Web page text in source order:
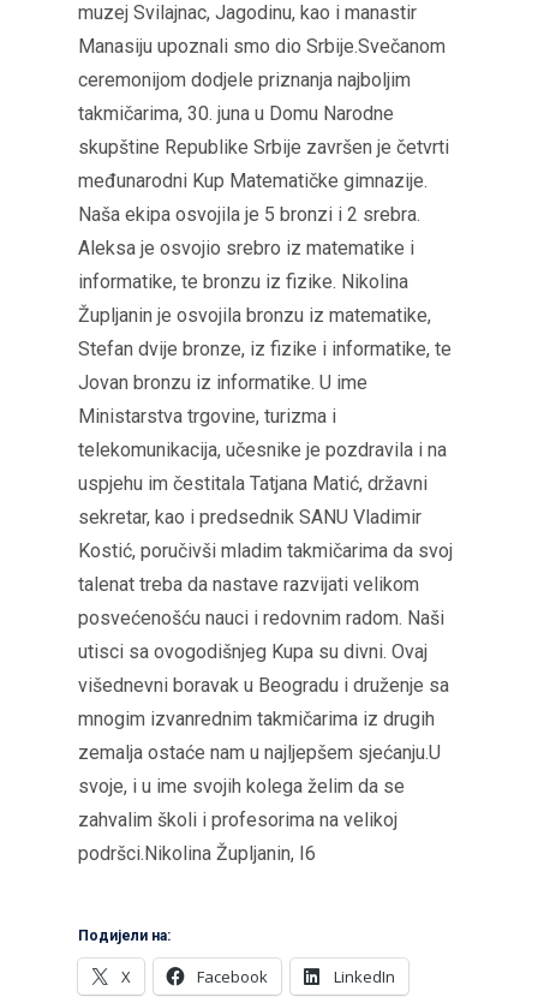
muzej Svilajnac, Jagodinu, kao i manastir
Manasiju upoznali smo dio Srbije.Svečanom
ceremonijom dodjele priznanja najboljim
takmičarima, 30. juna u Domu Narodne
skupštine Republike Srbije završen je četvrti
međunarodni Kup Matematičke gimnazije.
Naša ekipa osvojila je 5 bronzi i 2 srebra.
Aleksa je osvojio srebro iz matematike i
informatike, te bronzu iz fizike. Nikolina
Župljanin je osvojila bronzu iz matematike,
Stefan dvije bronze, iz fizike i informatike, te
Jovan bronzu iz informatike. U ime
Ministarstva trgovine, turizma i
telekomunikacija, učesnike je pozdravila i na
uspjehu im čestitala Tatjana Matić, državni
sekretar, kao i predsednik SANU Vladimir
Kostić, poručivši mladim takmičarima da svoj
talenat treba da nastave razvijati velikom
posvećenošću nauci i redovnim radom. Naši
utisci sa ovogodišnjeg Kupa su divni. Ovaj
višednevni boravak u Beogradu i druženje sa
mnogim izvanrednim takmičarima iz drugih
zemalja ostaće nam u najljepšem sjećanju.U
svoje, i u ime svojih kolega želim da se
zahvalim školi i profesorima na velikoj
podršci.Nikolina Župljanin, I6
Подијели на:
X Facebook LinkedIn